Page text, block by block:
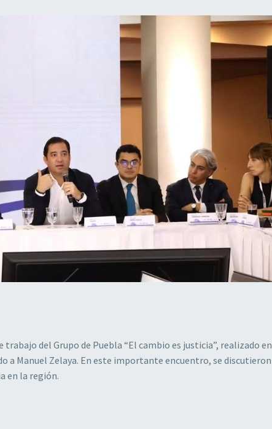
del Grupo de Puebla “El cambio es justicia”, realizado en
a Manuel Zelaya. En este importante encuentro, se discutieron
en la región.